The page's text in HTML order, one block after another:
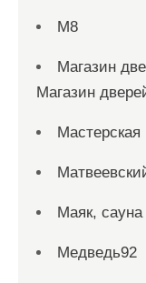
М8
Магазин
Магазин
Мастерская
Маяк, сауна
Медведь92